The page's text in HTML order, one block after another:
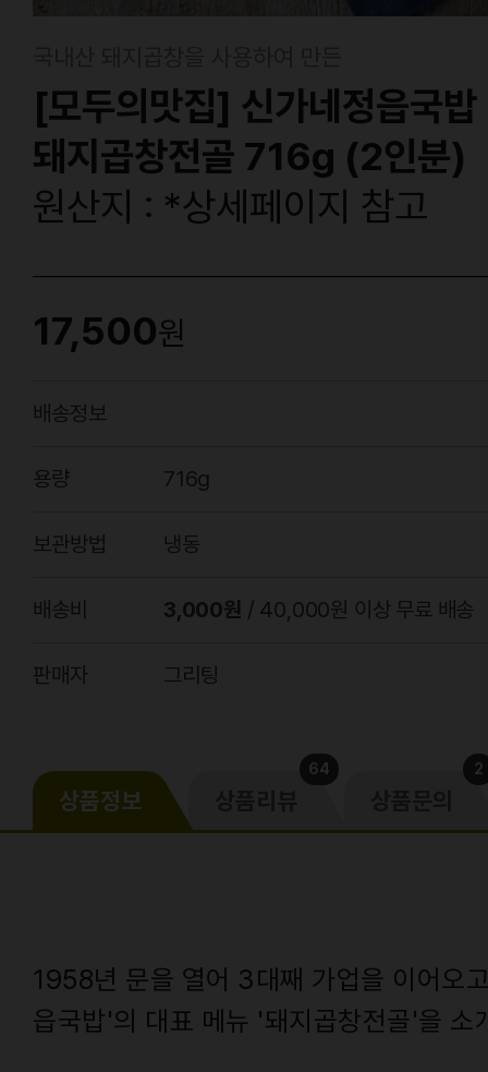
[모두의맛집] 신가네정읍국밥
돼지곱창전골 716g (2인분)
원산지 : *상세페이지 참고
17,500원
배송정보
용량 716g
보관방법 냉동
배송비 3,000원 / 40,000원 이상 무료 배송
판매자 그리팅
상품정보
64 2
1958년 문을 열어 3대째 가업을 이어오
읍국밥'의 대표 메뉴 '돼지곱창전골'을 소